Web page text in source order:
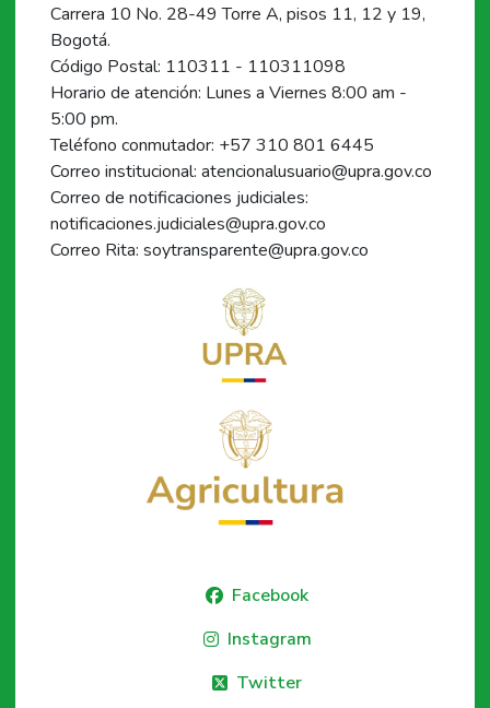
Carrera 10 No. 28-49 Torre A, pisos 11, 12 y 19,
Bogotá.
Código Postal: 110311 - 110311098
Horario de atención: Lunes a Viernes 8:00 am -
5:00 pm.
Teléfono conmutador: +57 310 801 6445
Correo institucional: atencionalusuario@upra.gov.co
Correo de notificaciones judiciales:
notificaciones.judiciales@upra.gov.co
Correo Rita: soytransparente@upra.gov.co
Facebook
Instagram
Twitter